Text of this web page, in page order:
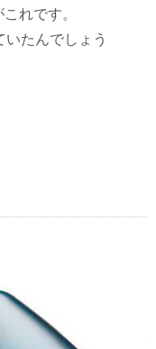
れです。
たんでしょう